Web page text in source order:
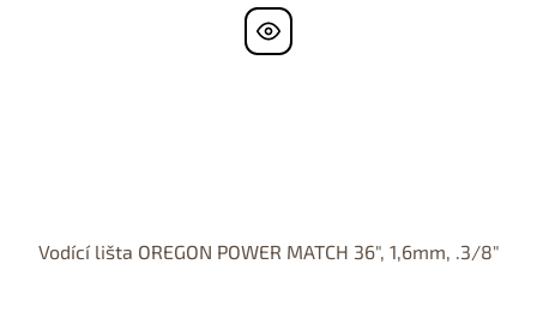
Vodící lišta OREGON POWER MATCH 36", 1,6mm, .3/8"